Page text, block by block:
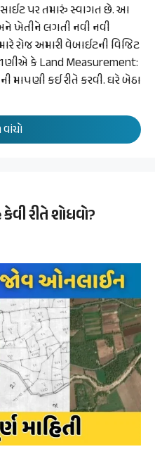
પર તમારું સ્વાગત છે. આ
ખેતીને લગતી નવી નવી
રોજ અમારી વેબાઈટની વિજિટ
કે Land Measurement:
માપણી કઈ રીતે કરવી. ઘરે બેઠા
રીતે શોધવો?